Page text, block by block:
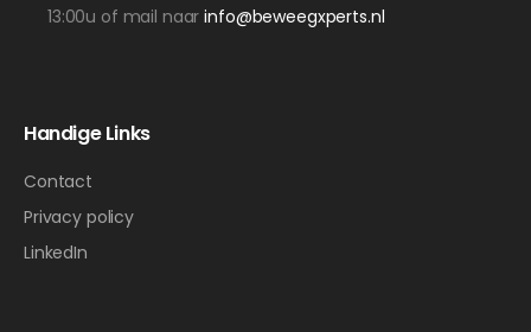
13:00u of mail naarinfo@beweegxperts.nl
Handige Links
Contact
Privacy policy
LinkedIn